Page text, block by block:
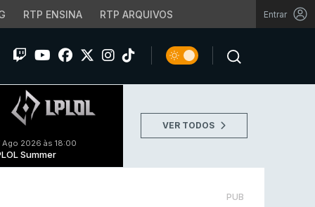
RTP ENSINA RTP ARQUIVOS Entrar
Ago 2026 às 18:00
Summer
VER TODOS
PUB